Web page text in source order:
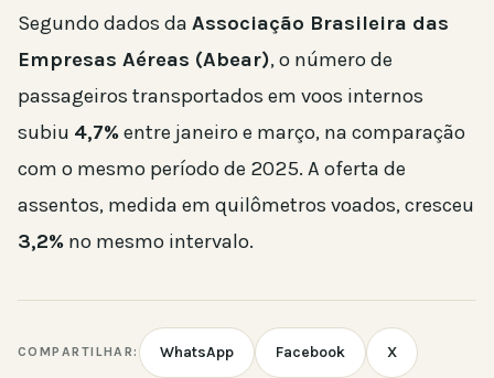
Segundo dados da Associação Brasileira das
Empresas Aéreas (Abear), o número de
passageiros transportados em voos internos
subiu 4,7%entre janeiro e março, na comparação
com o mesmo período de 2025. A oferta de
assentos, medida em quilômetros voados, cresceu
3,2% no mesmo intervalo.
COMPARTILHAR: WhatsApp Facebook X